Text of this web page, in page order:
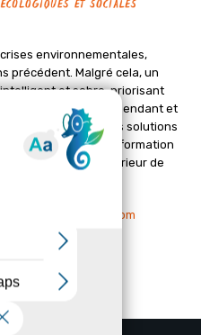
environnementales,
précédent. Malgré cela, un
et sobre, priorisant
Kaizen, indépendant et
pionnières et des solutions
Il croit en une transformation
un changement intérieur de
magazine.com